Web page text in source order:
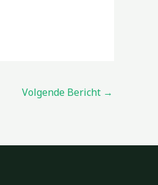
Volgende Bericht →